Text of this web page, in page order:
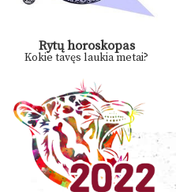
Rytų horoskopas
Kokie tavęs laukia metai?